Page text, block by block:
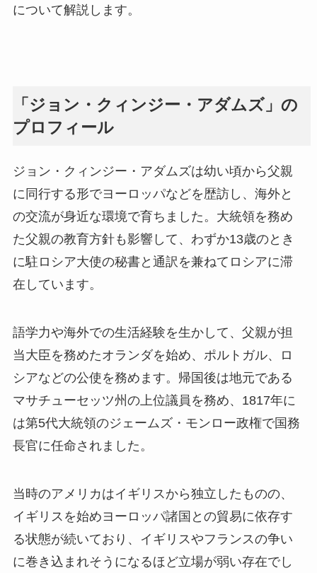
について解説します。
「ジョン・クィンジー・アダムズ」の
プロフィール
ジョン・クィンジー・アダムズは幼い頃から父親
に同行する形でヨーロッパなどを歴訪し、海外と
の交流が身近な環境で育ちました。大統領を務め
た父親の教育方針も影響して、わずか13歳のとき
に駐ロシア大使の秘書と通訳を兼ねてロシアに滞
在しています。
語学力や海外での生活経験を生かして、父親が担
当大臣を務めたオランダを始め、ポルトガル、ロ
シアなどの公使を務めます。帰国後は地元である
マサチューセッツ州の上位議員を務め、1817年に
は第5代大統領のジェームズ・モンロー政権で国務
長官に任命されました。
当時のアメリカはイギリスから独立したものの、
イギリスを始めヨーロッパ諸国との貿易に依存す
る状態が続いており、イギリスやフランスの争い
に巻き込まれそうになるほど立場が弱い存在でし